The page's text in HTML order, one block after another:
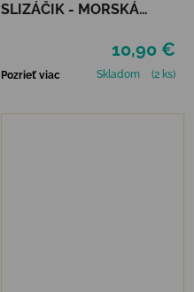
SLIZÁČIK - MORSKÁ
10,90 €
Pozrieť viac Skladom (2 ks)